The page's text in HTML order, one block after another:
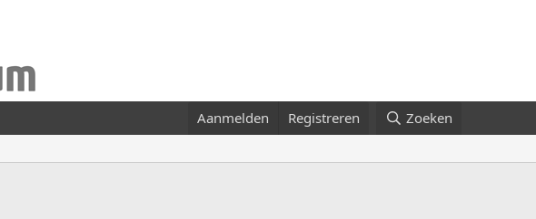
Aanmelden Registreren Zoeken